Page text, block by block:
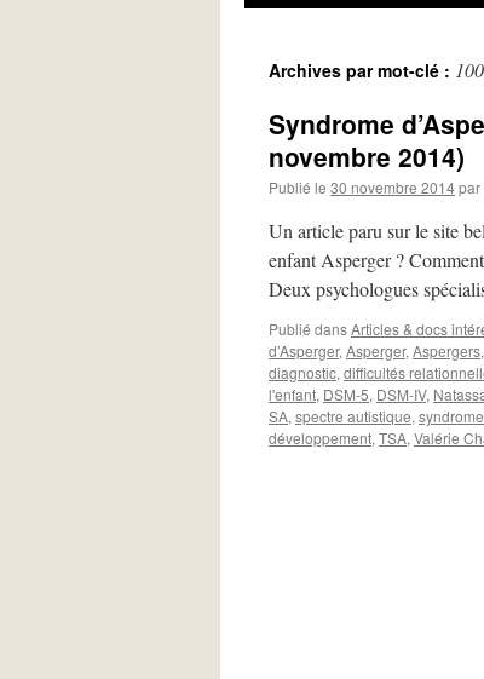
Archives par mot-clé :
Syndrome
novembre 2014)
Publié le 30 novembre 2014par
Un article paru sur le site
enfant Asperger ?
Deux psychologues
Publié dansArticles & docs
d’Asperger, Asperger, Aspergers,
diagnostic, difficultés
l'enfant, DSM-5, DSM-IV,
SA, spectre autistique,
développement, TSA, Valérie